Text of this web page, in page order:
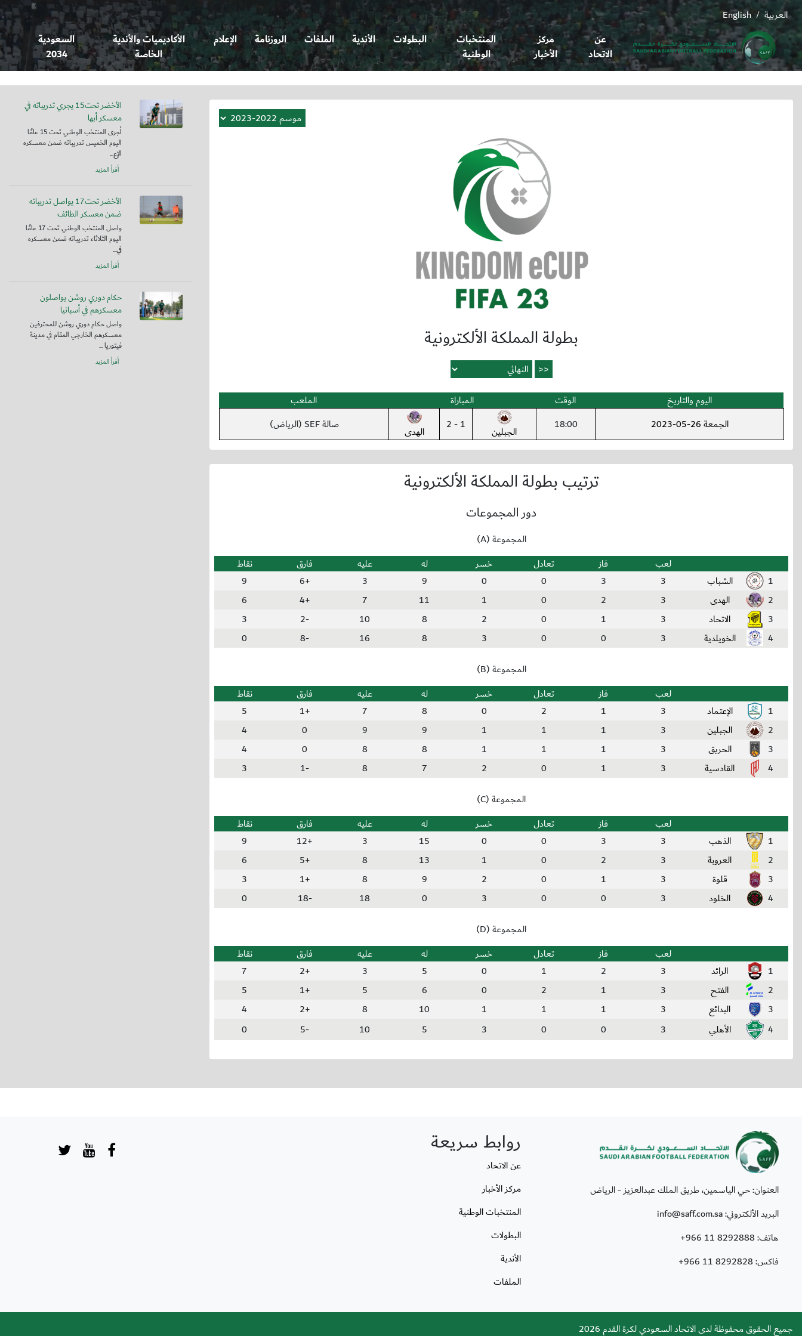
English / العربية
عن
الاتحاد
مركز
الأخبار
المنتخبات
الوطنية
البطولات الأندية الملفات الروزنامة الإعلام
الأكاديميات والأندية
الخاصة
السعودية
2034
بطولة المملكة الألكترونية
اليوم والتاريخ الوقت المباراة
الملعب
الجمعة 26-05-2023
18:00 الجبلين 1 - 2 الهدى صالة SEF (الرياض)
ترتيب بطولة المملكة الألكترونية
دور المجموعات
المجموعة (A)
لعب
فاز تعادل خسر له عليه فارق
نقاط
1
الشباب 3
3
0
0
9
3
+6
9
2
الهدى 3
2
0
1
11
7
+4
6
3
الاتحاد 3
1
0
2
8
10
-2
3
4
الخويلدية 3
0
0
3
8
16
-8
0
المجموعة (B)
لعب
فاز تعادل خسر له عليه فارق
نقاط
1
الإعتماد 3
1
2
0
8
7
+1
5
2
الجبلين 3
1
1
1
9
9
0
4
3
الحريق 3
1
1
1
8
8
0
4
4
القادسية 3
1
0
2
7
8
-1
3
المجموعة (C)
لعب
فاز تعادل خسر له عليه فارق
نقاط
1
الذهب 3
3
0
0
15
3
+12
9
2
العروبة 3
2
0
1
13
8
+5
6
3
قلوة 3
1
0
2
9
8
+1
3
4
الخلود 3
0
0
3
0
18
-18
0
المجموعة (D)
لعب
فاز تعادل خسر له عليه فارق
نقاط
1
الرائد 3
2
1
0
5
3
+2
7
2
الفتح 3
1
2
0
6
5
+1
5
3
البدائع 3
1
1
1
10
8
+2
4
4
الأهلي 3
0
0
3
5
10
-5
0
الأخضر تحت15 يجري تدريباته في
معسكر أبها
أجرى المنتخب الوطني تحت 15 عامًا
اليوم الخميس تدريباته ضمن معسكره
الإع...
أقرأ المزيد
الأخضر تحت17 يواصل تدريباته
ضمن معسكر الطائف
واصل المنتخب الوطني تحت 17 عامًا
اليوم الثلاثاء تدريباته ضمن معسكره
في...
أقرأ المزيد
حكام دوري روشن يواصلون
معسكرهم في أسبانيا
واصل حكام دوري روشن للمحترفين
معسكرهم الخارجي المقام في مدينة
فيتوريا ...
أقرأ المزيد
العنوان: حي الياسمين، طريق الملك عبدالعزيز - الرياض
البريد الألكتروني: info@saff.com.sa
هاتف:+966 11 8292888
فاكس:+966 11 8292828
روابط سريعة
عن الاتحاد
مركز الأخبار
المنتخبات الوطنية
البطولات
الأندية
الملفات
جميع الحقوق محفوظة لدى الاتحاد السعودي لكرة القدم 2026